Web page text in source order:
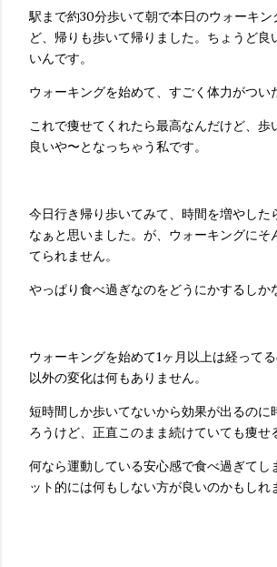
駅まで約30分歩いて朝で本日のウォーキン
ど、帰りも歩いて帰りました。ちょうど良
いんです。
ウォーキングを始めて、すごく体力がつい
これで痩せてくれたら最高なんだけど、歩
良いや〜となっちゃう私です。
今日行き帰り歩いてみて、時間を増やした
なぁと思いました。が、ウォーキングにそ
てられません。
やっぱり食べ過ぎなのをどうにかするしか
ウォーキングを始めて1ヶ月以上は経って
以外の変化は何もありません。
短時間しか歩いてないから効果が出るのに
ろうけど、正直このまま続けていても痩せ
何なら運動している安心感で食べ過ぎてし
ット的には何もしない方が良いのかもしれ